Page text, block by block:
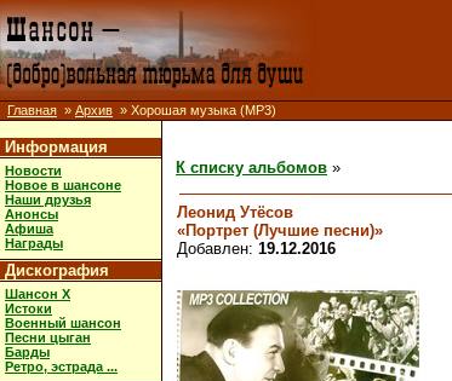
Главная » Архив » Хорошая музыка (MP3)
Информация
Новости
Новое в шансоне
Наши друзья
Анонсы
Афиша
Награды
Дискография
Шансон X
Истоки
Военный шансон
Песни цыган
Барды
Ретро, эстрада ...
К списку альбомов »
Леонид Утёсов
«Портрет (Лучшие песни)»
Добавлен: 19.12.2016